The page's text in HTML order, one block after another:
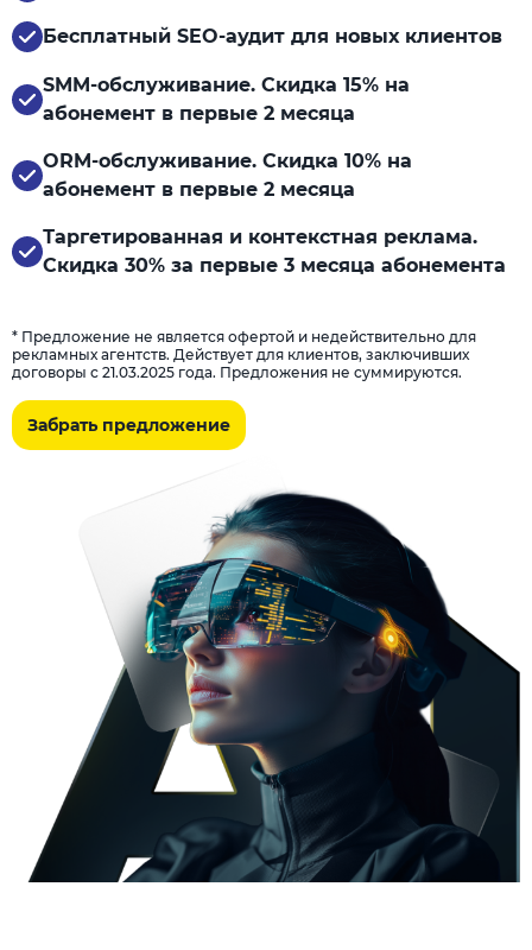
Бесплатный SEO-аудит для новых клиентов
SMM-обслуживание. Скидка 15% на
абонемент в первые 2 месяца
ORM-обслуживание. Скидка 10% на
абонемент в первые 2 месяца
Таргетированная и контекстная реклама.
Скидка 30% за первые 3 месяца абонемента
* Предложение не является офертой и недействительно для
рекламных агентств. Действует для клиентов, заключивших
договоры с 21.03.2025 года. Предложения не суммируются.
Забрать предложение